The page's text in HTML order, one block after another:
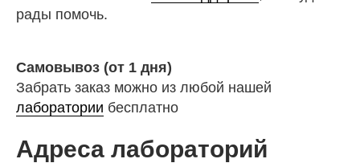
рады помочь.
Самовывоз (от 1 дня)
Забрать заказ можно из любой нашей
лаборатории бесплатно
Адреса лабораторий